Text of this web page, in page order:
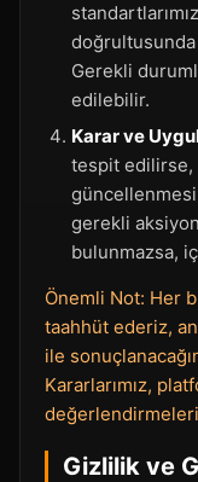
Gerekli
edilebilir.
Karar ve
tespit
güncellenmesi
gerekli
bulunmazsa,
Önemli Not: Her
taahhüt ederiz,
ile
Kararlarımız,
Gizlilik ve